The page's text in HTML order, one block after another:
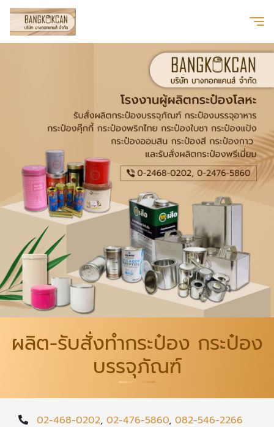
ผลิต-รับสั่งทำกระป๋อง กระป๋อง
บรรจุภัณฑ์
02-468-0202, 02-476-5860, 082-546-2266